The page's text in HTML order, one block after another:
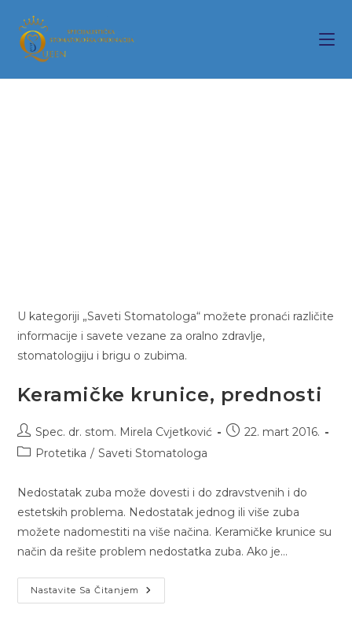
U kategoriji „Saveti Stomatologa“ možete pronaći različite
informacije i savete vezane za oralno zdravlje,
stomatologiju i brigu o zubima.
Keramičke krunice, prednosti
Spec. dr. stom. Mirela Cvjetković
22. mart 2016.
Protetika / Saveti Stomatologa
Nedostatak zuba može dovesti i do zdravstvenih i do
estetskih problema. Nedostatak jednog ili više zuba
možete nadomestiti na više načina. Keramičke krunice su
način da rešite problem nedostatka zuba. Ako je…
Nastavite Sa Čitanjem